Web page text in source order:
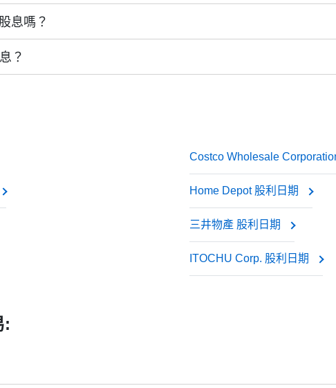
in consistent income, keeping track of the MTS dividend date
其年復一年的穩定分紅.
張行業）往往保留利潤用於業務擴張. 例如亞馬遜或特斯拉等公司
息嗎？
歸屬投資者. 即使次日（除息日當天或之後）賣出股票, 仍可在公司
？
將從您的帳戶扣除.
真實市場價值, 如同您持有實際股票一般.
Costco Wholesale
Home Depot 股利日期
三井物產 股利日期
ITOCHU Corp. 股利日期
: